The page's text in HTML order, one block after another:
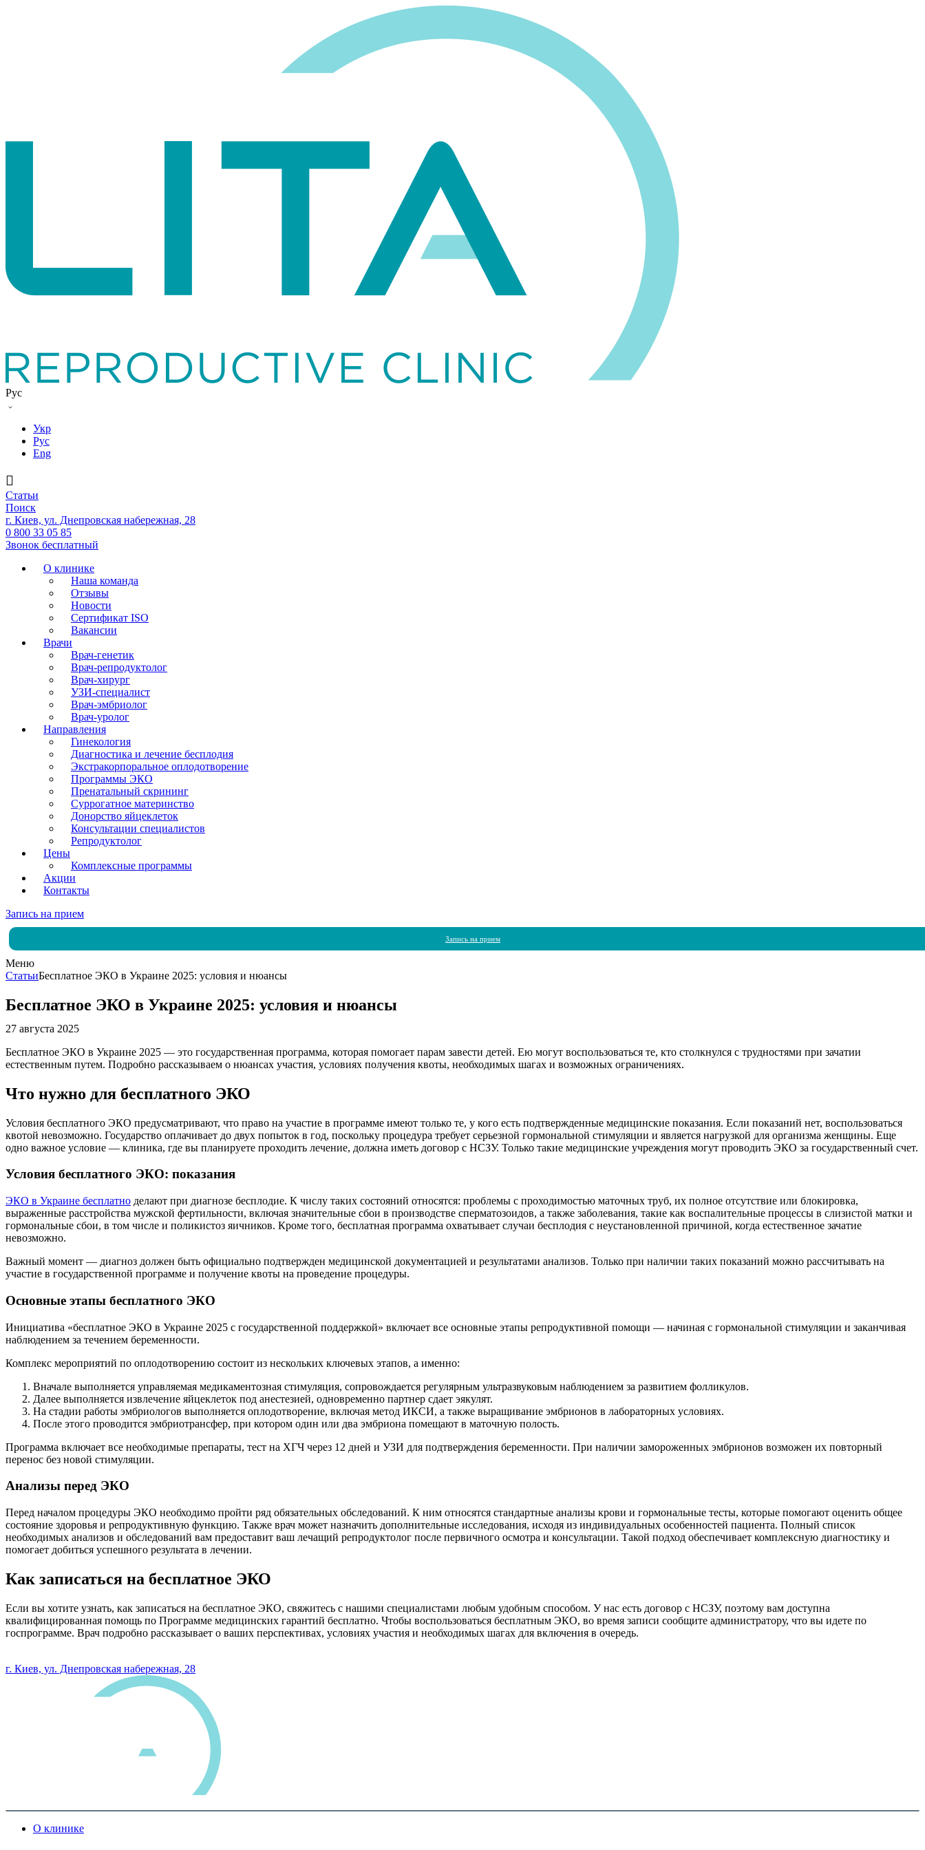
Рус
Укр
Рус
Eng
Статьи
Поиск
г. Киев, ул. Днепровская набережная, 28
0 800 33 05 85
Звонок бесплатный
О клинике
Наша команда
Отзывы
Новости
Сертификат ISO
Вакансии
Врачи
Врач-генетик
Врач-репродуктолог
Врач-хирург
УЗИ-специалист
Врач-эмбриолог
Врач-уролог
Направления
Гинекология
Диагностика и лечение бесплодия
Экстракорпоральное оплодотворение
Программы ЭКО
Пренатальный скрининг
Суррогатное материнство
Донорство яйцеклеток
Консультации специалистов
Репродуктолог
Цены
Комплексные программы
Акции
Контакты
Запись на прием
Запись на прием
Меню
СтатьиБесплатное ЭКО в Украине 2025: условия и нюансы
Бесплатное ЭКО в Украине 2025: условия и нюансы
27 августа 2025
Бесплатное ЭКО в Украине 2025 — это государственная программа, которая помогает парам завести детей. Ею могут воспользоваться те, кто столкнулся с трудностями при зачатии
естественным путем. Подробно рассказываем о нюансах участия, условиях получения квоты, необходимых шагах и возможных ограничениях.
Что нужно для бесплатного ЭКО
Условия бесплатного ЭКО предусматривают, что право на участие в программе имеют только те, у кого есть подтвержденные медицинские показания. Если показаний нет, воспользоваться
квотой невозможно. Государство оплачивает до двух попыток в год, поскольку процедура требует серьезной гормональной стимуляции и является нагрузкой для организма женщины. Еще
одно важное условие — клиника, где вы планируете проходить лечение, должна иметь договор с НСЗУ. Только такие медицинские учреждения могут проводить ЭКО за государственный счет.
Условия бесплатного ЭКО: показания
ЭКО в Украине бесплатно делают при диагнозе бесплодие. К числу таких состояний относятся: проблемы с проходимостью маточных труб, их полное отсутствие или блокировка,
выраженные расстройства мужской фертильности, включая значительные сбои в производстве сперматозоидов, а также заболевания, такие как воспалительные процессы в слизистой матки и
гормональные сбои, в том числе и поликистоз яичников. Кроме того, бесплатная программа охватывает случаи бесплодия с неустановленной причиной, когда естественное зачатие
невозможно.
Важный момент — диагноз должен быть официально подтвержден медицинской документацией и результатами анализов. Только при наличии таких показаний можно рассчитывать на
участие в государственной программе и получение квоты на проведение процедуры.
Основные этапы бесплатного ЭКО
Инициатива «бесплатное ЭКО в Украине 2025 с государственной поддержкой» включает все основные этапы репродуктивной помощи — начиная с гормональной стимуляции и заканчивая
наблюдением за течением беременности.
Комплекс мероприятий по оплодотворению состоит из нескольких ключевых этапов, а именно:
Вначале выполняется управляемая медикаментозная стимуляция, сопровождается регулярным ультразвуковым наблюдением за развитием фолликулов.
Далее выполняется извлечение яйцеклеток под анестезией, одновременно партнер сдает эякулят.
На стадии работы эмбриологов выполняется оплодотворение, включая метод ИКСИ, а также выращивание эмбрионов в лабораторных условиях.
После этого проводится эмбриотрансфер, при котором один или два эмбриона помещают в маточную полость.
Программа включает все необходимые препараты, тест на ХГЧ через 12 дней и УЗИ для подтверждения беременности. При наличии замороженных эмбрионов возможен их повторный
перенос без новой стимуляции.
Анализы перед ЭКО
Перед началом процедуры ЭКО необходимо пройти ряд обязательных обследований. К ним относятся стандартные анализы крови и гормональные тесты, которые помогают оценить общее
состояние здоровья и репродуктивную функцию. Также врач может назначить дополнительные исследования, исходя из индивидуальных особенностей пациента. Полный список
необходимых анализов и обследований вам предоставит ваш лечащий репродуктолог после первичного осмотра и консультации. Такой подход обеспечивает комплексную диагностику и
помогает добиться успешного результата в лечении.
Как записаться на бесплатное ЭКО
Если вы хотите узнать, как записаться на бесплатное ЭКО, свяжитесь с нашими специалистами любым удобным способом. У нас есть договор с НСЗУ, поэтому вам доступна
квалифицированная помощь по Программе медицинских гарантий бесплатно. Чтобы воспользоваться бесплатным ЭКО, во время записи сообщите администратору, что вы идете по
госпрограмме. Врач подробно рассказывает о ваших перспективах, условиях участия и необходимых шагах для включения в очередь.
г. Киев, ул. Днепровская набережная, 28
О клинике